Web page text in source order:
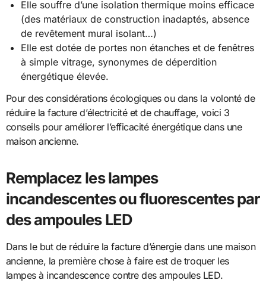
Elle souffre d’une isolation thermique moins efficace
(des matériaux de construction inadaptés, absence
de revêtement mural isolant…)
Elle est dotée de portes non étanches et de fenêtres
à simple vitrage, synonymes de déperdition
énergétique élevée.
Pour des considérations écologiques ou dans la volonté de
réduire la facture d’électricité et de chauffage, voici 3
conseils pour améliorer l’efficacité énergétique dans une
maison ancienne.
Remplacez les lampes
incandescentes ou fluorescentes par
des ampoules LED
Dans le but de réduire la facture d’énergie dans une maison
ancienne, la première chose à faire est de troquer les
lampes à incandescence contre des ampoules LED.